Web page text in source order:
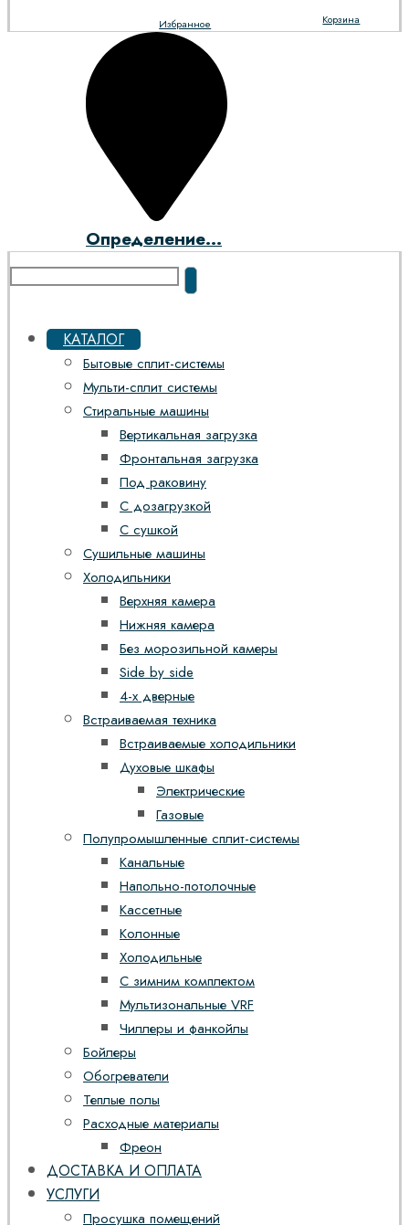
Корзина
Избранное
Определение...
КАТАЛОГ
Бытовые сплит-системы
Мульти-сплит системы
Стиральные машины
Вертикальная загрузка
Фронтальная загрузка
Под раковину
С дозагрузкой
С сушкой
Сушильные машины
Холодильники
Верхняя камера
Нижняя камера
Без морозильной камеры
Side by side
4-х дверные
Встраиваемая техника
Встраиваемые холодильники
Духовые шкафы
Электрические
Газовые
Полупромышленные сплит-системы
Канальные
Напольно-потолочные
Кассетные
Колонные
Холодильные
С зимним комплектом
Мультизональные VRF
Чиллеры и фанкойлы
Бойлеры
Обогреватели
Теплые полы
Расходные материалы
Фреон
ДОСТАВКА И ОПЛАТА
УСЛУГИ
Просушка помещений